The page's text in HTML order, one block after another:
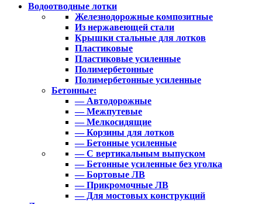
Водоотводные лотки
Железнодорожные композитные
Из нержавеющей стали
Крышки стальные для лотков
Пластиковые
Пластиковые усиленные
Полимербетонные
Полимербетонные усиленные
Бетонные:
— Автодорожные
— Межпутевые
— Мелкосидящие
— Корзины для лотков
— Бетонные усиленные
— С вертикальным выпуском
— Бетонные усиленные без уголка
— Бортовые ЛВ
— Прикромочные ЛВ
— Для мостовых конструкций